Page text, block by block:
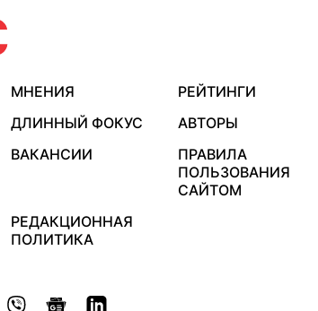
МНЕНИЯ
РЕЙТИНГИ
ДЛИННЫЙ ФОКУС
АВТОРЫ
ВАКАНСИИ
ПРАВИЛА
ПОЛЬЗОВАНИЯ
САЙТОМ
РЕДАКЦИОННАЯ
ПОЛИТИКА